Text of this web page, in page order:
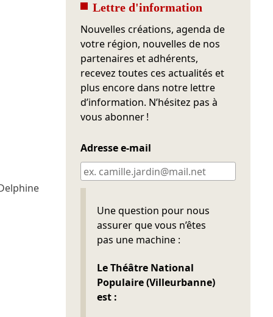
Lettre d'information
Nouvelles créations, agenda de
votre région, nouvelles de nos
partenaires et adhérents,
recevez toutes ces actualités et
plus encore dans notre lettre
d’information. N’hésitez pas à
vous abonner !
Adresse e-mail
Une question pour nous
assurer que vous n’êtes
pas une machine :
Le Théâtre National
Populaire (Villeurbanne)
est :
Ne pas remplir